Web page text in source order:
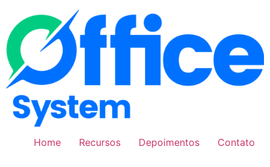
para
conteúdo
Home Recursos Depoimentos Contato